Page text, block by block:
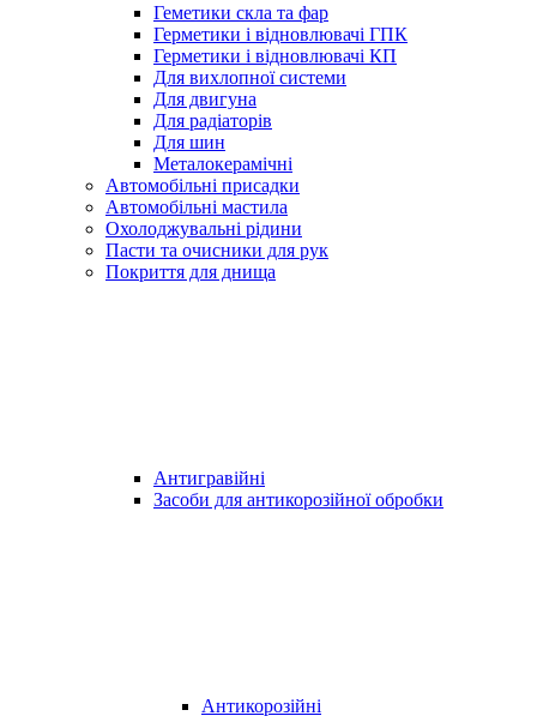
Геметики скла та фар
Герметики і відновлювачі ГПК
Герметики і відновлювачі КП
Для вихлопної системи
Для двигуна
Для радіаторів
Для шин
Металокерамічні
Автомобільні присадки
Автомобільні мастила
Охолоджувальні рідини
Пасти та очисники для рук
Покриття для днища
Антигравійні
Засоби для антикорозійної обробки
Антикорозійні